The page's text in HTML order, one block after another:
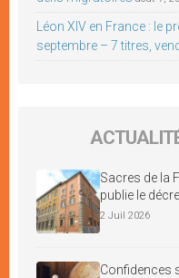
Léon XIV en France : le
septembre – 7 titres,
Sacres de la
publie le
2 Juil 2026
Confidences